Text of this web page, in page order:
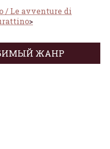
/ Le avventure di
ЖАНР